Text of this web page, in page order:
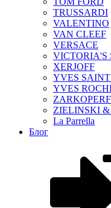
TRUSSARDI
VALENTINO
VAN CLEEF
VERSACE
VICTORIA'S
XERJOFF
YVES
YVES
ZIELINSKI &
La Parrella
Блог